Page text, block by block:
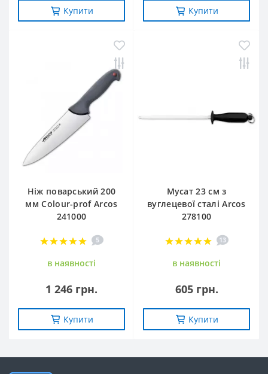
Купити Купити
Ніж поварський 200
мм Сolour-prof Arcos
241000
5
в наявностi
1 246 грн.
Купити
Мусат 23 см з
вуглецевої сталі Arcos
278100
13
в наявностi
605 грн.
Купити